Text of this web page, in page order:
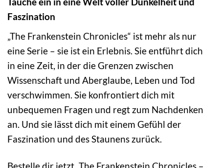
Faszination
„The Frankenstein Chronicles“ ist mehr als nur
eine Serie – sie ist ein Erlebnis. Sie entführt dich
in eine Zeit, in der die Grenzen zwischen
Wissenschaft und Aberglaube, Leben und Tod
verschwimmen. Sie konfrontiert dich mit
unbequemen Fragen und regt zum Nachdenken
an. Und sie lässt dich mit einem Gefühl der
Faszination und des Staunens zurück.
Bestelle dir jetzt „The Frankenstein Chronicles –